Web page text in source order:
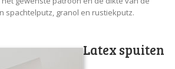
spachtelputz, granol en rustiekputz.
Latex spuiten